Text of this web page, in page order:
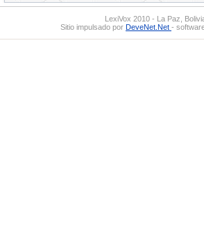
LexiVox 2010 - La Paz,
Sitio impulsado por DeveNet.Net -